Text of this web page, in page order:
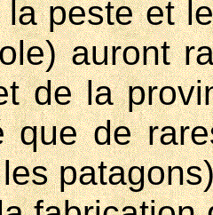
peste et
auront
de la
que de